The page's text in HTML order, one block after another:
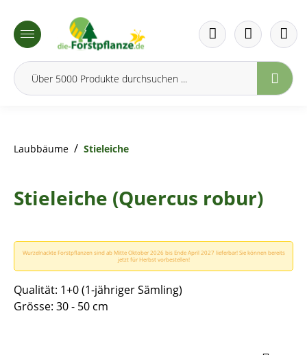
springen
Laubbäume / Stieleiche
Stieleiche (Quercus robur)
Wurzelnackte Forstpflanzen sind ab Mitte Oktober 2026 bis Ende April 2027 lieferbar! Sie können bereits
jetzt für Herbst vorbestellen!
Qualität: 1+0 (1-jähriger Sämling)
Grösse: 30 - 50 cm